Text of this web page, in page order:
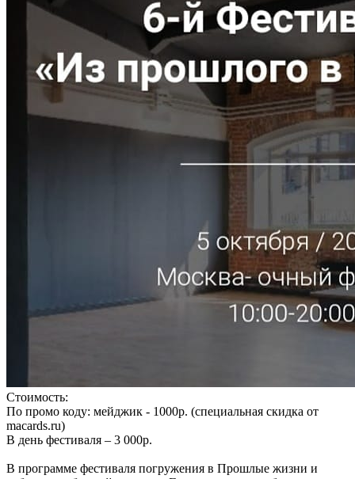
Стоимость:
По промо коду: мейджик - 1000р. (специальная скидка от
macards.ru)
В день фестиваля – 3 000р.
В программе фестиваля погружения в Прошлые жизни и